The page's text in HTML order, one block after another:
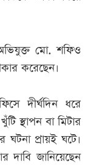
অভিযুক্ত মো. শফিও
করেছেন।
দীর্ঘদিন ধরে
স্থাপন বা মিটার
ঘটনা প্রায়ই ঘটে।
দাবি জানিয়েছেন